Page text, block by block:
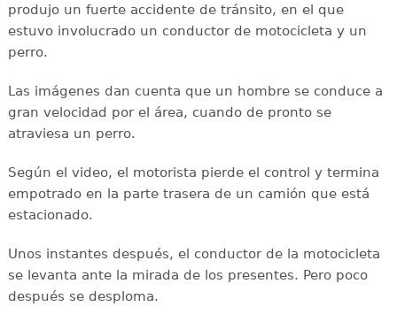
produjo un fuerte accidente de tránsito, en el que
estuvo involucrado un conductor de motocicleta y un
perro.
Las imágenes dan cuenta que un hombre se conduce a
gran velocidad por el área, cuando de pronto se
atraviesa un perro.
Según el video, el motorista pierde el control y termina
empotrado en la parte trasera de un camión que está
estacionado.
Unos instantes después, el conductor de la motocicleta
se levanta ante la mirada de los presentes. Pero poco
después se desploma.